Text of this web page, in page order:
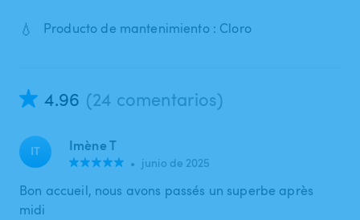
💧 Producto de mantenimiento : Cloro
4.96 (24 comentarios)
IT Imène T
• junio de 2025
Bon accueil, nous avons passés un superbe après
midi